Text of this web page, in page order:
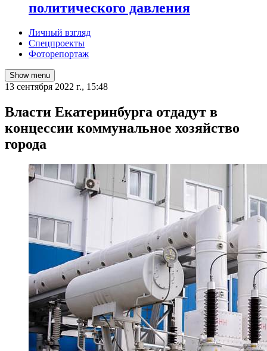
политического давления
Личный взгляд
Спецпроекты
Фоторепортаж
Show menu
13 сентября 2022 г., 15:48
Власти Екатеринбурга отдадут в
концессии коммунальное хозяйство
города